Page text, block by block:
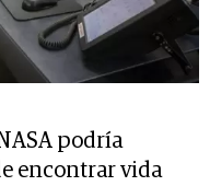
podría
encontrar vida